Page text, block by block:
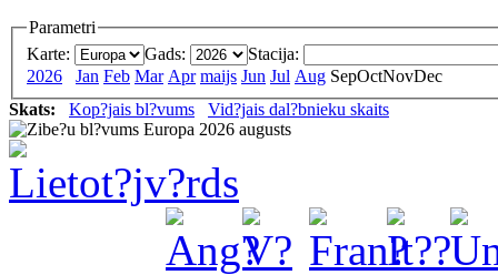
Parametri
Karte:
Gads:
Stacija:
2026
Jan Feb Mar Apr maijs Jun Jul Aug SepOctNovDec
Skats:
Kop?jais bl?vums Vid?jais dal?bnieku skaits
Lietot?jv?rds